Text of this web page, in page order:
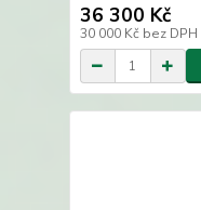
36 300 Kč
30 000 Kč bez DPH